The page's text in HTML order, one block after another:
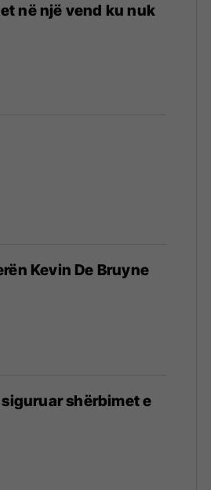
në një vend ku nuk
Kevin De Bruyne
shërbimet e